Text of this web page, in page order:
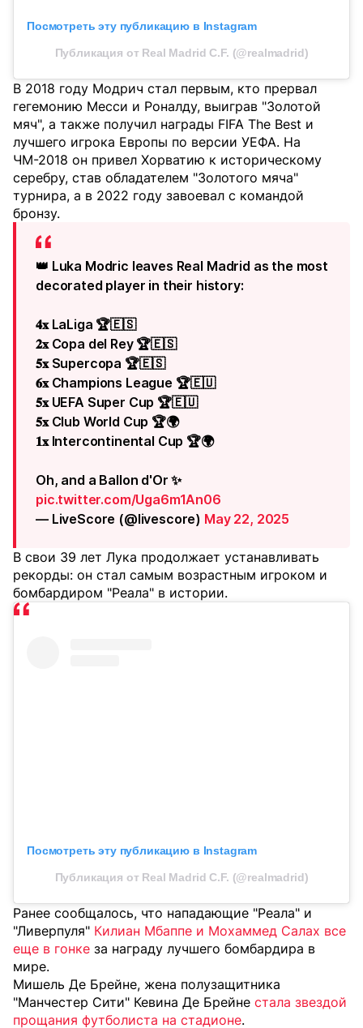
Посмотреть эту публикацию в Instagram
Публикация от Real Madrid C.F. (@realmadrid)
В 2018 году Модрич стал первым, кто прервал
гегемонию Месси и Роналду, выиграв "Золотой
мяч", а также получил награды FIFA The Best и
лучшего игрока Европы по версии УЕФА. На
ЧМ-2018 он привел Хорватию к историческому
серебру, став обладателем "Золотого мяча"
турнира, а в 2022 году завоевал с командой
бронзу.
👑 Luka Modric leaves Real Madrid as the most
decorated player in their history:
𝟒𝐱 LaLiga 🏆🇪🇸
𝟐𝐱 Copa del Rey 🏆🇪🇸
𝟓𝐱 Supercopa 🏆🇪🇸
𝟔𝐱 Champions League 🏆🇪🇺
𝟓𝐱 UEFA Super Cup 🏆🇪🇺
𝟓𝐱 Club World Cup 🏆🌍
𝟏𝐱 Intercontinental Cup 🏆🌍
Oh, and a Ballon d'Or ✨
pic.twitter.com/Uga6m1An06
— LiveScore (@livescore) May 22, 2025
В свои 39 лет Лука продолжает устанавливать
рекорды: он стал самым возрастным игроком и
бомбардиром "Реала" в истории.
Посмотреть эту публикацию в Instagram
Публикация от Real Madrid C.F. (@realmadrid)
Ранее сообщалось, что нападающие "Реала" и
"Ливерпуля" Килиан Мбаппе и Мохаммед Салах все
еще в гонке за награду лучшего бомбардира в
мире.
Мишель Де Брейне, жена полузащитника
"Манчестер Сити" Кевина Де Брейне стала звездой
прощания футболиста на стадионе.